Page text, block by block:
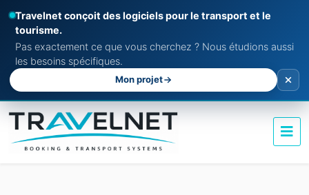
Travelnet conçoit des logiciels pour le transport et le
tourisme.
Pas exactement ce que vous cherchez ? Nous étudions aussi
les besoins spécifiques.
Mon projet